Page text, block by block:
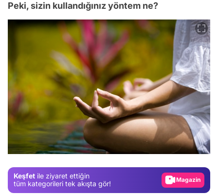
Peki, sizin kullandığınız yöntem ne?
Keşfet ile ziyaret ettiğin
tüm kategorileri tek akışta gör!
Video
Test
Gündem
Video